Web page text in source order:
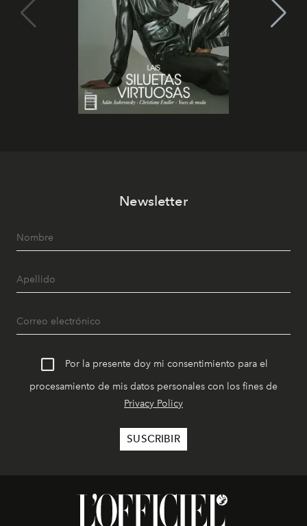
Newsletter
Por la presente doy mi consentimiento para el
procesamiento de mis datos personales con los fines de
Privacy Policy